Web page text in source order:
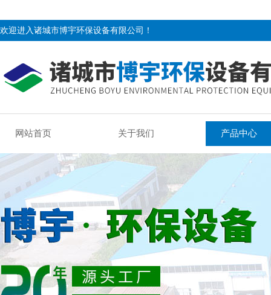
欢迎进入诸城市博宇环保设备有限公司！
网站首页 关于我们 产品中心